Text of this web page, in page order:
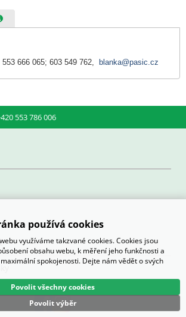
666 065; 603 549 762,
blanka@pasic.cz
553 786 006
používá cookies
využíváme takzvané cookies. Cookies jsou
obsahu webu, k měření jeho funkčnosti a
spokojenosti. Dejte nám vědět o svých
Povolit výběr
Povolit všechny cookies